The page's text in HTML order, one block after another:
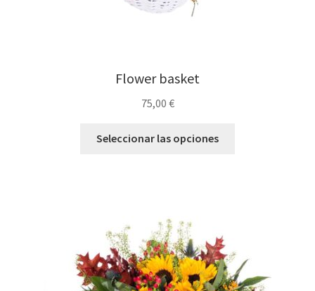
Flower basket
75,00 €
Seleccionar las opciones